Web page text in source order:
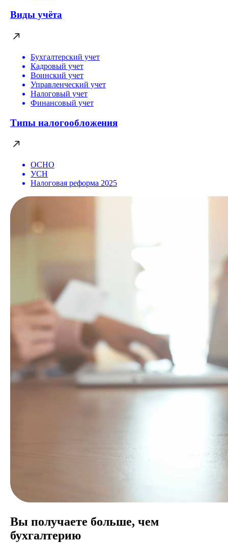
Виды учёта
Бухгалтерский учет
Кадровый учет
Воинский учет
Управленческий учет
Налоговый учет
Финансовый учет
Типы налогообложения
ОСНО
УСН
Налоговая реформа 2025
Вы получаете больше, чем
бухгалтерию